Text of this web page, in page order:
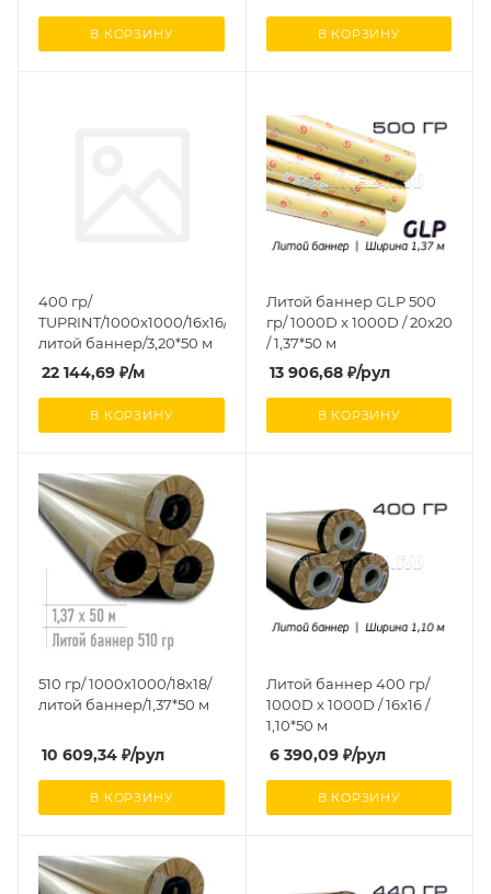
В КОРЗИНУ В КОРЗИНУ
400 гр/
TUPRINT/1000x1000/16x16/
литой баннер/3,20*50 м
22 144,69 ₽/м
В КОРЗИНУ
Литой баннер GLP 500
гр/ 1000D x 1000D / 20x20
/ 1,37*50 м
13 906,68₽/рул
В КОРЗИНУ
510 гр/ 1000x1000/18x18/
литой баннер/1,37*50 м
10 609,34 ₽/рул
В КОРЗИНУ
Литой баннер 400 гр/
1000D x 1000D / 16x16 /
1,10*50 м
6 390,09₽/рул
В КОРЗИНУ